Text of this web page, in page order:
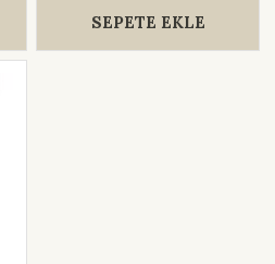
SEPETE EKLE